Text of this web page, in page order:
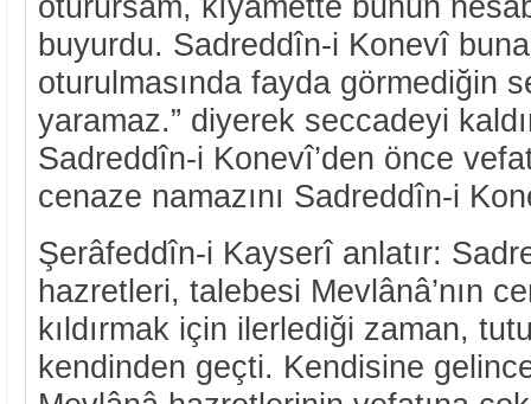
buyurdu. Sadreddîn-i Konevî buna
oturulmasında fayda görmediğin
yaramaz.” diyerek seccadeyi
Sadreddîn-i Konevî’den önce
cenaze namazını Sadreddîn-i
Şerâfeddîn-i Kayserî anlatır:
hazretleri, talebesi Mevlânâ’nın
kıldırmak için ilerlediği zaman,
kendinden geçti. Kendisine gelince